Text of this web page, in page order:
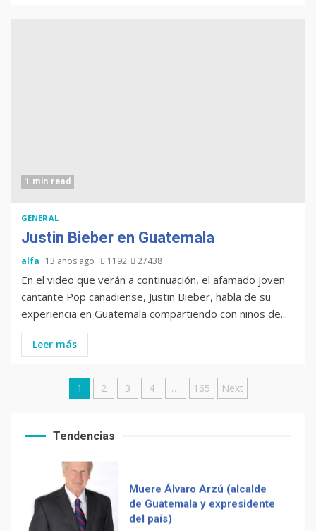
1 min read
GENERAL
Justin Bieber en Guatemala
alfa 13 años ago 1192 27438
En el video que verán a continuación, el afamado joven
cantante Pop canadiense, Justin Bieber, habla de su
experiencia en Guatemala compartiendo con niños de...
Leer más
Posts
pagination
1 2 3 4 … 165 Next
Tendencias
Chapinismos sobre animales
Zompopos de Mayo en
Coronavirus en Guatemala: ya
Muere Álvaro Arzú (alcalde
de Guatemala y expresidente
del país)